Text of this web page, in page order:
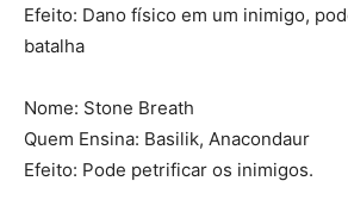
Efeito: Dano físico em um inimigo,
batalha
Nome: Stone Breath
Quem Ensina: Basilik, Anacondaur
Efeito: Pode petrificar os inimigos.